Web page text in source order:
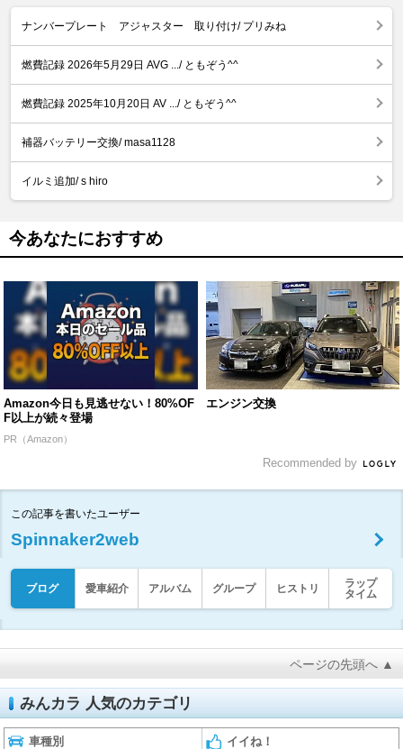
ナンバープレート アジャスター 取り付け/ プリみね
燃費記録 2026年5月29日 AVG .../ ともぞう^^
燃費記録 2025年10月20日 AV .../ ともぞう^^
補器バッテリー交換/ masa1128
イルミ追加/ s hiro
今あなたにおすすめ
Amazon今日も見逃せない！80%OF
F以上が続々登場
PR（Amazon）
エンジン交換
Recommended by
この記事を書いたユーザー
Spinnaker2web
ブログ 愛車紹介 アルバム グループ ヒストリ
ラップ
タイム
ページの先頭へ ▲
みんカラ 人気のカテゴリ
車種別 イイね！